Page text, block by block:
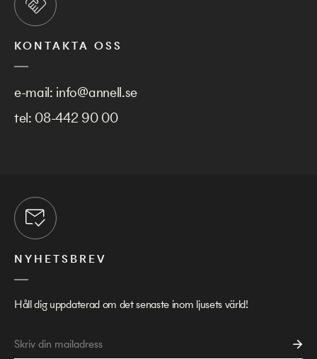
KONTAKTA OSS
e-mail: info@annell.se
tel: 08-442 90 00
NYHETSBREV
Håll dig uppdaterad om det senaste inom ljusets värld!